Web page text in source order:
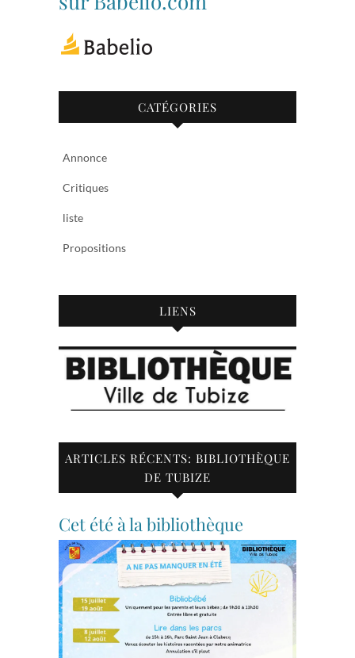
CATÉGORIES
Annonce
Critiques
liste
Propositions
LIENS
ARTICLES RÉCENTS: BIBLIOTHÈQUE
DE TUBIZE
Cet été à la bibliothèque